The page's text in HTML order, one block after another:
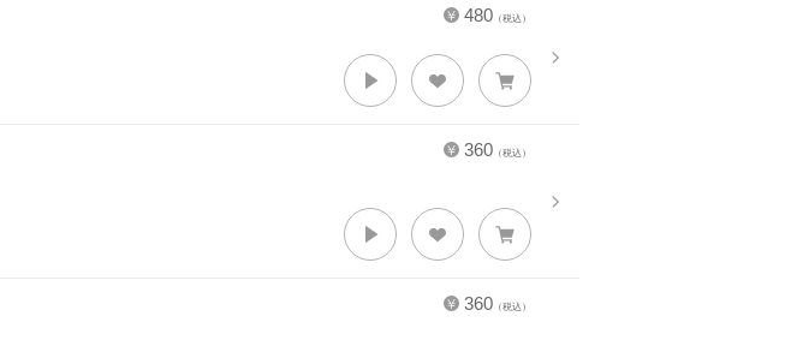
480 （税込）
360 （税込）
360 （税込）